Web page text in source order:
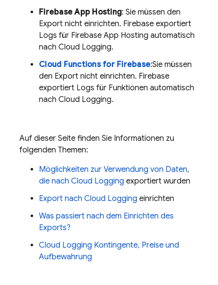
Firebase App Hosting: Sie müssen den
Export nicht einrichten. Firebase exportiert
Logs für Firebase App Hosting automatisch
nach Cloud Logging.
Cloud Functions for Firebase:Sie müssen
den Export nicht einrichten. Firebase
exportiert Logs für Funktionen automatisch
nach Cloud Logging.
Auf dieser Seite finden Sie Informationen zu
folgenden Themen:
Möglichkeiten zur Verwendung von Daten,
die nach Cloud Logging exportiert wurden
Export nach Cloud Logging einrichten
Was passiert nach dem Einrichten des
Exports?
Cloud Logging Kontingente, Preise und
Aufbewahrung